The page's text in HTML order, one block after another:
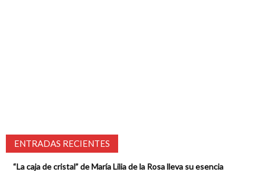
ENTRADAS RECIENTES
“La caja de cristal” de María Lilia de la Rosa lleva su esencia